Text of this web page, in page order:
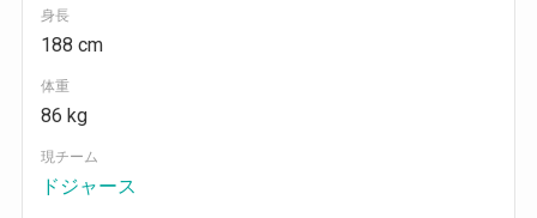
身長
188 cm
体重
86 kg
現チーム
ドジャース